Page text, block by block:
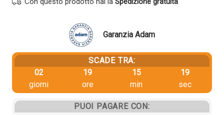
quantità
Garanzia Adam
SCADE TRA:
02
giorni
19
ore
15
min
19
sec
PUOI PAGARE CON: